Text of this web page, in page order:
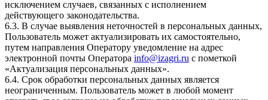
исключением случаев, связанных с исполнением
действующего законодательства.
6.3. В случае выявления неточностей в персональных данных,
Пользователь может актуализировать их самостоятельно,
путем направления Оператору уведомление на адрес
электронной почты Оператора info@izagri.ru с пометкой
«Актуализация персональных данных».
6.4. Срок обработки персональных данных является
неограниченным. Пользователь может в любой момент